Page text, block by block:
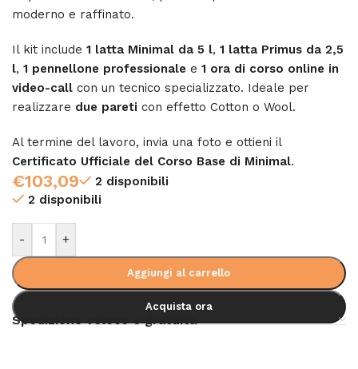
moderno e raffinato.
Il kit include 1 latta Minimal da 5 l, 1 latta Primus da 2,5
l, 1 pennellone professionale e 1 ora di corso online in
video-call con un tecnico specializzato. Ideale per
realizzare due pareti con effetto Cotton o Wool.
Al termine del lavoro, invia una foto e ottieni il
Certificato Ufficiale del Corso Base di Minimal.
€103,09
2 disponibili
2 disponibili
- +
Aggiungi al carrello
Acquista ora
Spedizione veloce e gratuita